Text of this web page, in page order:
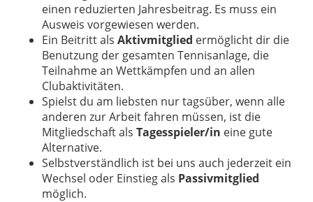
einen reduzierten Jahresbeitrag. Es muss ein
Ausweis vorgewiesen werden.
Ein Beitritt als Aktivmitglied ermöglicht dir die
Benutzung der gesamten Tennisanlage, die
Teilnahme an Wettkämpfen und an allen
Clubaktivitäten.
Spielst du am liebsten nur tagsüber, wenn alle
anderen zur Arbeit fahren müssen, ist die
Mitgliedschaft als Tagesspieler/in eine gute
Alternative.
Selbstverständlich ist bei uns auch jederzeit ein
Wechsel oder Einstieg als Passivmitglied
möglich.